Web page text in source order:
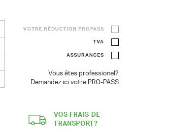
VOTRE RÉDUCTION PROPASS
TVA
ASSURANCES
Vous êtes professionel?
Demandez ici votre PRO-PASS
VOS FRAIS DE
TRANSPORT?